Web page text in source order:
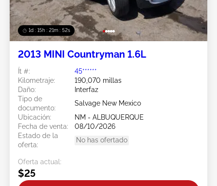
1d : 15h : 21m : 49s
2013 MINI Countryman 1.6L
Ít #:
45******
Kilometraje:
190,070 millas
Daño:
Interfaz
Tipo de
documento:
Salvage New Mexico
Ubicación:
NM - ALBUQUERQUE
Fecha de venta:
08/10/2026
Estado de la
oferta:
No has ofertado
Oferta actual:
$25